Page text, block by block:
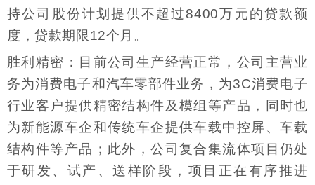
持公司股份计划提供不超过8400万元的贷款额
度，贷款期限12个月。
胜利精密：目前公司生产经营正常，公司主营业
务为消费电子和汽车零部件业务，为3C消费电子
行业客户提供精密结构件及模组等产品，同时也
为新能源车企和传统车企提供车载中控屏、车载
结构件等产品；此外，公司复合集流体项目仍处
于研发、试产、送样阶段，项目正在有序推进